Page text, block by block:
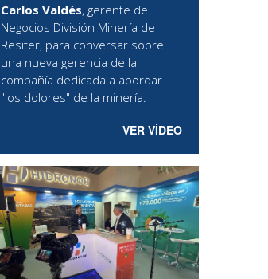
Carlos Valdés, gerente de
Negocios División Minería de
Resiter, para conversar sobre
una nueva gerencia de la
compañía dedicada a abordar
"los dolores" de la minería.
VER VÍDEO